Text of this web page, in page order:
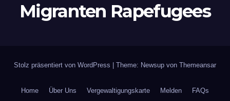
Migranten Rapefugees
Stolz präsentiert von WordPress Theme: Newsup von Themeansar
Home Über Uns Vergewaltigungskarte Melden FAQs